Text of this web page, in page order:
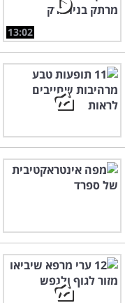
13:02